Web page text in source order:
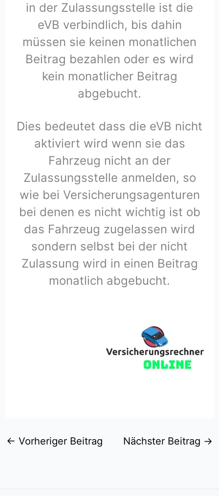
in der Zulassungsstelle ist die
eVB verbindlich, bis dahin
müssen sie keinen monatlichen
Beitrag bezahlen oder es wird
kein monatlicher Beitrag
abgebucht.
Dies bedeutet dass die eVB nicht
aktiviert wird wenn sie das
Fahrzeug nicht an der
Zulassungsstelle anmelden, so
wie bei Versicherungsagenturen
bei denen es nicht wichtig ist ob
das Fahrzeug zugelassen wird
sondern selbst bei der nicht
Zulassung wird in einen Beitrag
monatlich abgebucht.
← Vorheriger Beitrag Nächster Beitrag →